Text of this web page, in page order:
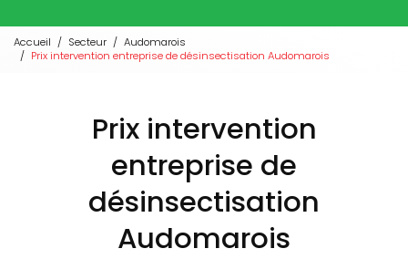
Accueil Secteur
Audomarois
Prix intervention entreprise de désinsectisation Audomarois
Prix intervention
entreprise de
désinsectisation
Audomarois